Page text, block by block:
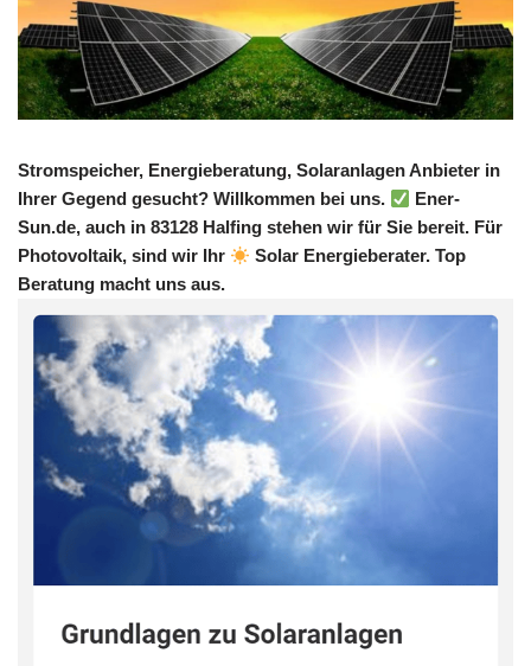
Stromspeicher, Energieberatung, Solaranlagen Anbieter in
Ihrer Gegend gesucht? Willkommen bei uns.
Ener-
Sun.de, auch in 83128 Halfing stehen wir für Sie bereit. Für
Photovoltaik, sind wir Ihr
Solar Energieberater. Top
Beratung macht uns aus.